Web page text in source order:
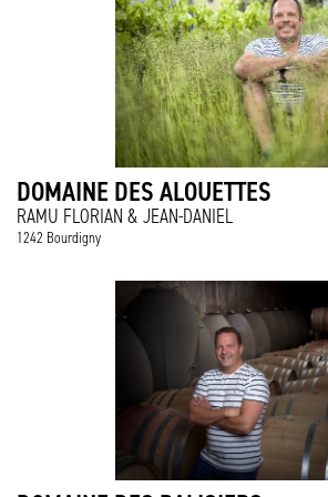
DOMAINE DES ALOUETTES
RAMU FLORIAN & JEAN-DANIEL
1242 Bourdigny